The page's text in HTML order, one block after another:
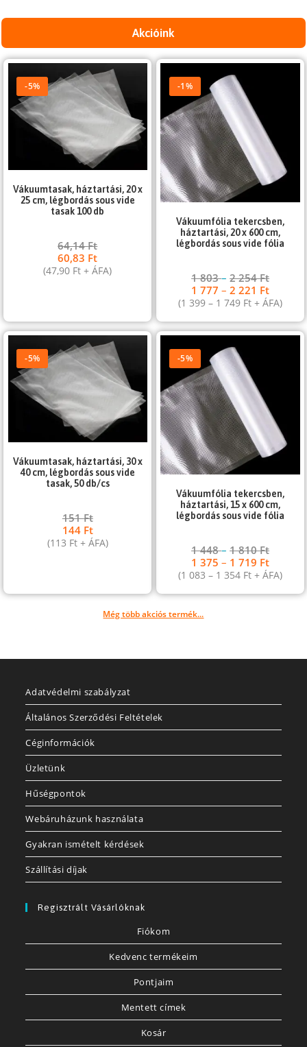
Akcióink
-5%
Vákuumtasak, háztartási, 20 x
25 cm, légbordás sous vide
tasak 100 db
64,14Ft
60,83 Ft
(47,90 Ft + ÁFA)
-1%
Vákuumfólia tekercsben,
háztartási, 20 x 600 cm,
légbordás sous vide fólia
1 803–2 254Ft
1 777–2 221 Ft
(1 399– 1 749 Ft + ÁFA)
-5%
Vákuumtasak, háztartási, 30 x
40 cm, légbordás sous vide
tasak, 50 db/cs
151Ft
144 Ft
(113 Ft+ ÁFA)
-5%
Vákuumfólia tekercsben,
háztartási, 15 x 600 cm,
légbordás sous vide fólia
1 448–1 810Ft
1 375– 1 719 Ft
(1 083– 1 354 Ft + ÁFA)
Még több akciós termék...
Adatvédelmi szabályzat
Általános Szerződési Feltételek
Céginformációk
Üzletünk
Hűségpontok
Webáruházunk használata
Gyakran ismételt kérdések
Szállítási díjak
Regisztrált Vásárlóknak
Fiókom
Kedvenc termékeim
Pontjaim
Mentett címek
Kosár